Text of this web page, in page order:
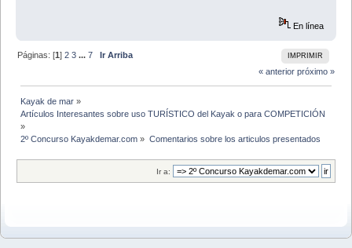
En línea
IMPRIMIR
Páginas: [1]2 3 ...7
Ir Arriba
« anterior próximo »
Kayak de mar »
Artículos Interesantes sobre uso TURÍSTICO del Kayak o para COMPETICIÓN
»
2º Concurso Kayakdemar.com » Comentarios sobre los articulos presentados
Ir a: